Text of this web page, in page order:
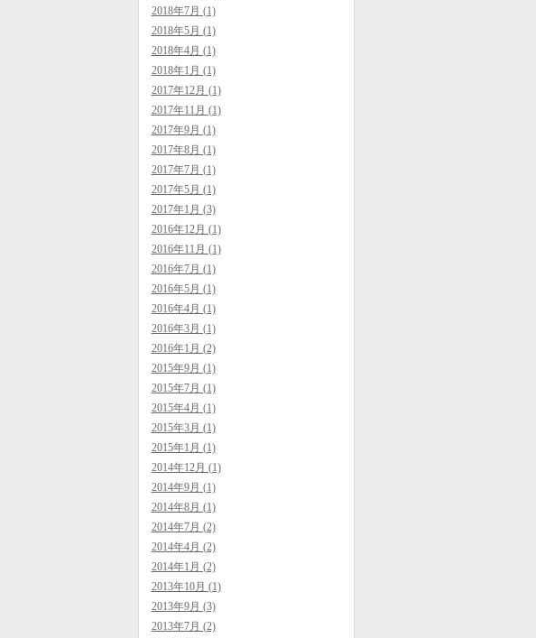
2018年7月 (1)
2018年5月 (1)
2018年4月 (1)
2018年1月 (1)
2017年12月 (1)
2017年11月 (1)
2017年9月 (1)
2017年8月 (1)
2017年7月 (1)
2017年5月 (1)
2017年1月 (3)
2016年12月 (1)
2016年11月 (1)
2016年7月 (1)
2016年5月 (1)
2016年4月 (1)
2016年3月 (1)
2016年1月 (2)
2015年9月 (1)
2015年7月 (1)
2015年4月 (1)
2015年3月 (1)
2015年1月 (1)
2014年12月 (1)
2014年9月 (1)
2014年8月 (1)
2014年7月 (2)
2014年4月 (2)
2014年1月 (2)
2013年10月 (1)
2013年9月 (3)
2013年7月 (2)